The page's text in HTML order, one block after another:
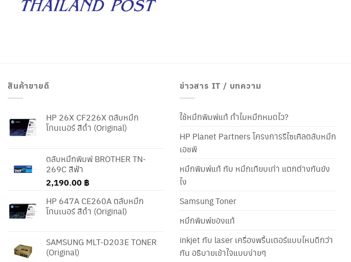
สินค้าขายดี
HP 26X CF226X ตลับหมึก
โทนเนอร์ สีดำ (Original)
ตลับหมึกพิมพ์ BROTHER TN-
269C สีฟ้า
2,190.00 ฿
HP 647A CE260A ตลับหมึก
โทนเนอร์ สีดำ (Original)
SAMSUNG MLT-D203E TONER
(Original)
ข่าวสาร IT / บทความ
ใช้หมึกพิมพ์แท้ ทำไมหมึกหมดไว?
HP Planet Partners โครงการรีไซเคิลตลับหมึก
เอชพี
หมึกพิมพ์แท้ กับ หมึกเทียบเท่า แตกต่างกันยัง
ไง
Samsung Toner
หมึกพิมพ์ของแท้
inkjet กับ laser เครื่องพริ้นเตอร์แบบไหนดีกว่า
กัน อธิบายเข้าใจแบบง่ายๆ